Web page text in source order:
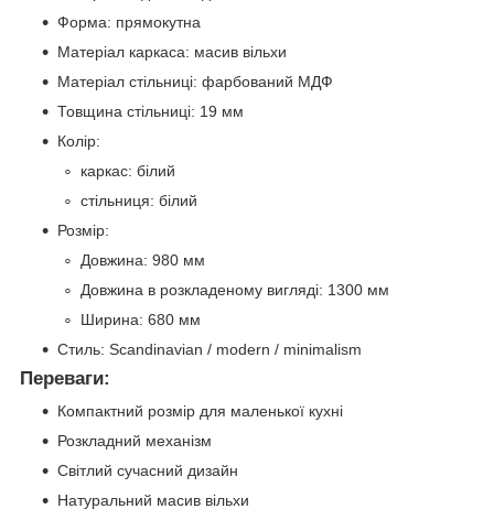
Форма: прямокутна
Матеріал каркаса: масив вільхи
Матеріал стільниці: фарбований МДФ
Товщина стільниці: 19 мм
Колір:
каркас: білий
стільниця: білий
Розмір:
Довжина: 980 мм
Довжина в розкладеному вигляді: 1300 мм
Ширина: 680 мм
Стиль: Scandinavian / modern / minimalism
Переваги:
Компактний розмір для маленької кухні
Розкладний механізм
Світлий сучасний дизайн
Натуральний масив вільхи